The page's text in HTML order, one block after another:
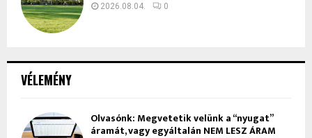
VÉLEMÉNY
Olvasónk: Megvetetik velünk a “nyugat”
áramát, vagy egyáltalán NEM LESZ ÁRAM
2026.08.04. 0